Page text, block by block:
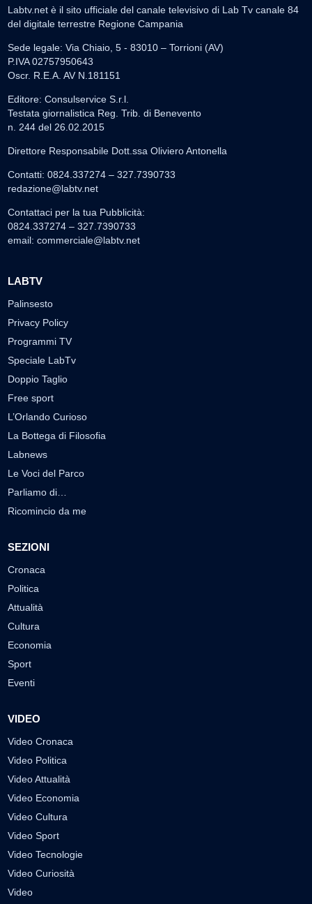
Labtv.net è il sito ufficiale del canale televisivo di Lab Tv canale 84
del digitale terrestre Regione Campania
Sede legale: Via Chiaio, 5 - 83010 – Torrioni (AV)
P.IVA 02757950643
Oscr. R.E.A. AV N.181151
Editore: Consulservice S.r.l.
Testata giornalistica Reg. Trib. di Benevento
n. 244 del 26.02.2015
Direttore Responsabile Dott.ssa Oliviero Antonella
Contatti: 0824.337274 – 327.7390733
redazione@labtv.net
Contattaci per la tua Pubblicità:
0824.337274 – 327.7390733
email: commerciale@labtv.net
LABTV
Palinsesto
Privacy Policy
Programmi TV
Speciale LabTv
Doppio Taglio
Free sport
L’Orlando Curioso
La Bottega di Filosofia
Labnews
Le Voci del Parco
Parliamo di…
Ricomincio da me
SEZIONI
Cronaca
Politica
Attualità
Cultura
Economia
Sport
Eventi
VIDEO
Video Cronaca
Video Politica
Video Attualità
Video Economia
Video Cultura
Video Sport
Video Tecnologie
Video Curiosità
Video